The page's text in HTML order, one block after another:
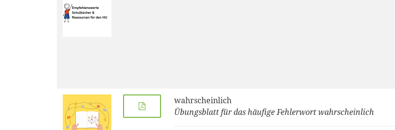
wahrscheinlich
Übungsblatt für das häufige Fehlerwort wahrscheinlich